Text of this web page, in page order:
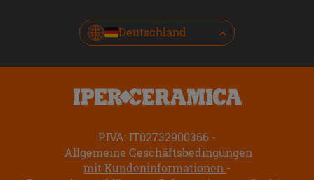
Deutschland
P.IVA: IT02732900366
Allgemeine Geschäftsbedingungen
mit Kundeninformationen